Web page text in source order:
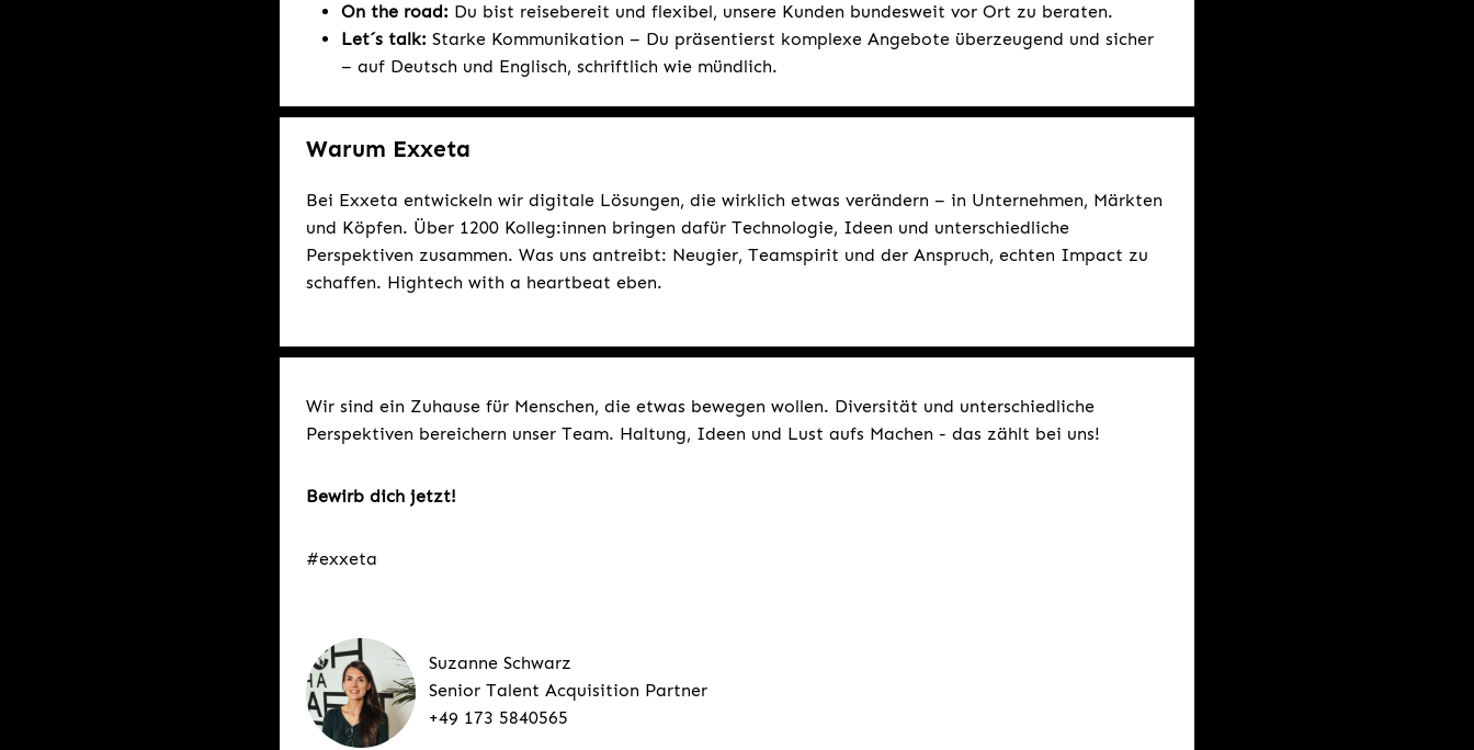
On the road: Du bist reisebereit und flexibel, unsere Kunden bundesweit vor Ort zu beraten.
Let´s talk: Starke Kommunikation – Du präsentierst komplexe Angebote überzeugend und sicher
– auf Deutsch und Englisch, schriftlich wie mündlich.
Warum Exxeta
Bei Exxeta entwickeln wir digitale Lösungen, die wirklich etwas verändern – in Unternehmen, Märkten
und Köpfen. Über 1200 Kolleg:innen bringen dafür Technologie, Ideen und unterschiedliche
Perspektiven zusammen. Was uns antreibt: Neugier, Teamspirit und der Anspruch, echten Impact zu
schaffen. Hightech with a heartbeat eben.
Wir sind ein Zuhause für Menschen, die etwas bewegen wollen. Diversität und unterschiedliche
Perspektiven bereichern unser Team. Haltung, Ideen und Lust aufs Machen - das zählt bei uns!
Bewirb dich jetzt!
#exxeta
Suzanne Schwarz
Senior Talent Acquisition Partner
+49 173 5840565